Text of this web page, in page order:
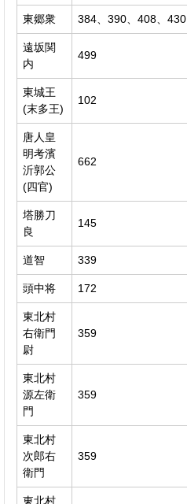
東郷衆 384、390、408、430
遠坂関
内
499
東城王
(末多王)
102
唐人皇
明考濱
沂郭公
(四官)
662
塔勝刀
良
145
道智 339
頭中将 172
東北村
右衛門
尉
359
東北村
源左衛
門
359
東北村
次郎右
衛門
359
東北村